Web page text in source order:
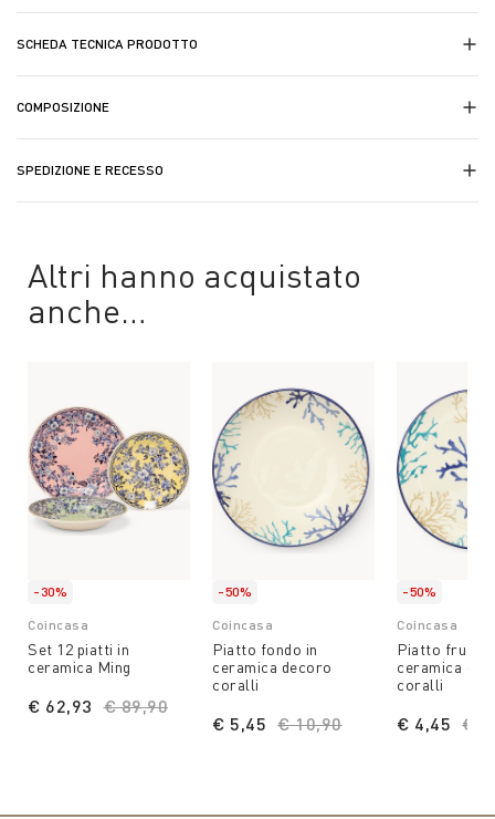
SCHEDA TECNICA PRODOTTO
COMPOSIZIONE
SPEDIZIONE E RECESSO
Altri hanno acquistato
anche…
-30%
Coincasa
Set 12 piatti in
ceramica Ming
Price reduced from
€ 89,90
€ 62,93
-50%
Coincasa
Piatto fondo in
ceramica decoro
coralli
Price reduced from
€ 10,90to
€ 5,45
-50%
Coincasa
Piatto frutta
ceramica
coralli
€
€ 4,45